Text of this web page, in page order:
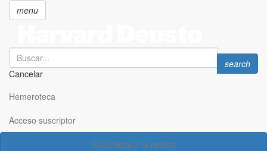
principal
menu
Search
Cancelar
Search
search
Hemeroteca
Acceso suscriptor
Suscríbete a la revista
Acceso suscriptor